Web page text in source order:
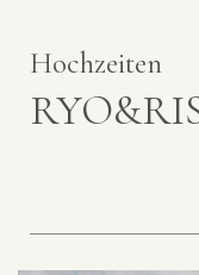
Hochzeiten